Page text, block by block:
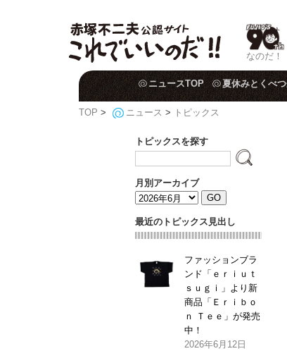
なのだ！
ニュースTOP 夏休みとくべ
TOP > ニュース > トピックス
トピックスを探す
月別アーカイブ
最近のトピックス見出し
ファッションブラ
ンド「ｅｒｉｕｔ
ｓｕｇｉ」より新
商品「Ｅｒｉｂｏ
ｎ Ｔｅｅ」が発売
中！
2026年6月12日